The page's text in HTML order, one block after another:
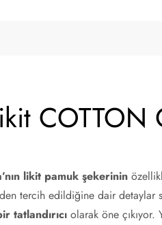
COTTON
likit pamuk şekerinin
tercih edildiğine dair detaylar
tatlandırıcı olarak öne